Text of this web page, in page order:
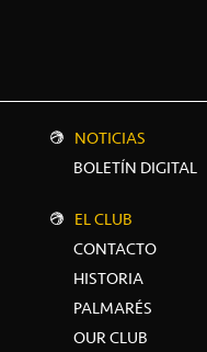
NOTICIAS
BOLETÍN DIGITAL
EL CLUB
CONTACTO
HISTORIA
PALMARÉS
OUR CLUB